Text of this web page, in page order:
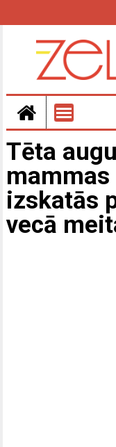
Tēta
mammas
izskatās
vecā